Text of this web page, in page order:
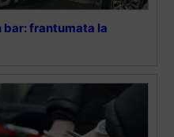
bar: frantumata la